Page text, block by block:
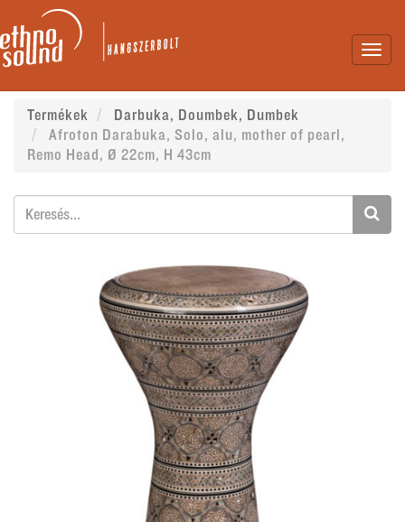
Termékek
Darbuka, Doumbek, Dumbek
Afroton Darabuka, Solo, alu, mother of pearl,
Remo Head, Ø 22cm, H 43cm